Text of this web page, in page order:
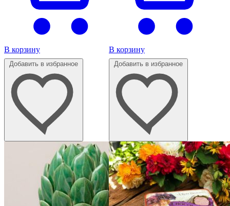
В корзину В корзину
Добавить в избранное Добавить в избранное